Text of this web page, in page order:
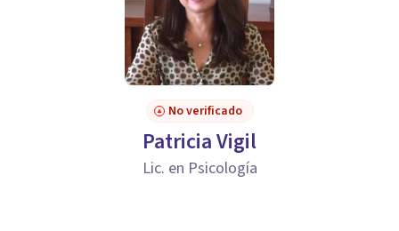
No verificado
Patricia Vigil
Lic. en Psicología